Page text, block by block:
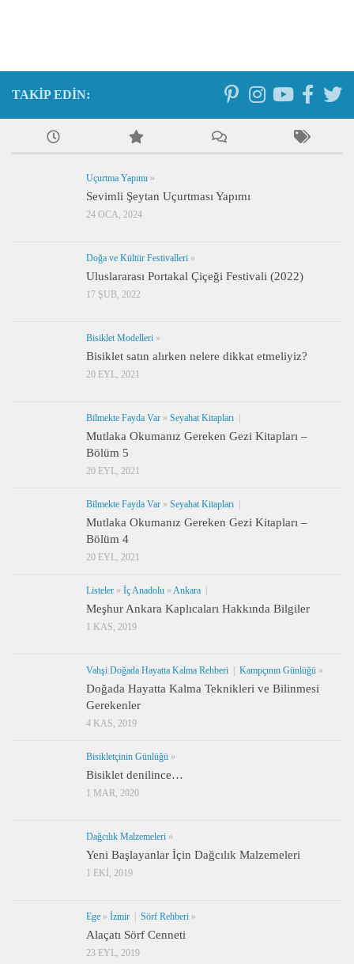
TAKIP EDIN:
Uçurtma Yapımı »
Sevimli Şeytan Uçurtması Yapımı
24 OCA, 2024
Doğa ve Kültür Festivalleri »
Uluslararası Portakal Çiçeği Festivali (2022)
17 ŞUB, 2022
Bisiklet Modelleri »
Bisiklet satın alırken nelere dikkat etmeliyiz?
20 EYL, 2021
Bilmekte Fayda Var » Seyahat Kitapları
Mutlaka Okumanız Gereken Gezi Kitapları –
Bölüm 5
20 EYL, 2021
Bilmekte Fayda Var » Seyahat Kitapları
Mutlaka Okumanız Gereken Gezi Kitapları –
Bölüm 4
20 EYL, 2021
Listeler » İç Anadolu » Ankara
Meşhur Ankara Kaplıcaları Hakkında Bilgiler
1 KAS, 2019
Vahşi Doğada Hayatta Kalma Rehberi Kampçının Günlüğü »
Doğada Hayatta Kalma Teknikleri ve Bilinmesi
Gerekenler
4 KAS, 2019
Bisikletçinin Günlüğü »
Bisiklet denilince…
1 MAR, 2020
Dağcılık Malzemeleri »
Yeni Başlayanlar İçin Dağcılık Malzemeleri
1 EKI, 2019
Ege » İzmir Sörf Rehberi »
Alaçatı Sörf Cenneti
23 EYL, 2019